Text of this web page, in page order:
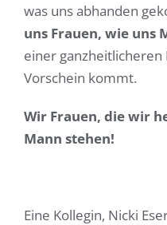
was uns abhanden
uns Frauen, wie uns
einer
Vorschein kommt.
Wir Frauen, die wir
Mann stehen!
Eine Kollegin, Nicki